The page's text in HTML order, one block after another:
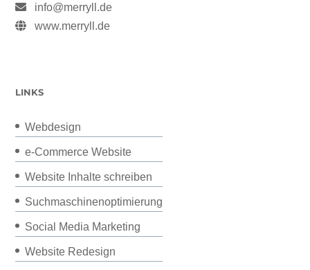
info@merryll.de
www.merryll.de
LINKS
Webdesign
e-Commerce Website
Website Inhalte schreiben
Suchmaschinenoptimierung
Social Media Marketing
Website Redesign